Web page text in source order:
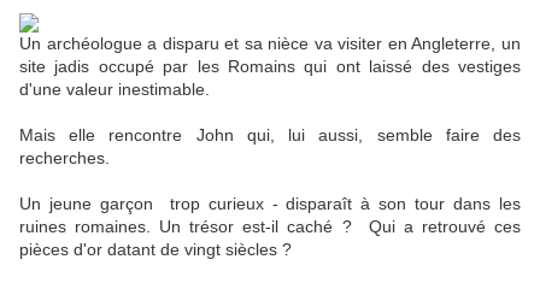
Un archéologue a disparu et sa nièce va visiter en Angleterre, un
site jadis occupé par les Romains qui ont laissé des vestiges
d'une valeur inestimable.
Mais elle rencontre John qui, lui aussi, semble faire des
recherches.
Un jeune garçon trop curieux - disparaît à son tour dans les
ruines romaines. Un trésor est-il caché ? Qui a retrouvé ces
pièces d'or datant de vingt siècles ?